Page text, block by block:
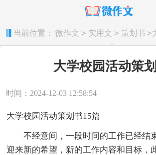
当前位置： 微作文 > 实用文 > 策划书 >
书
大学校园活动策
时间：2024-12-03 12:58:54
大学校园活动策划书15篇
不经意间，一段时间的工作已经结
迎来新的希望，新的工作内容和目标，